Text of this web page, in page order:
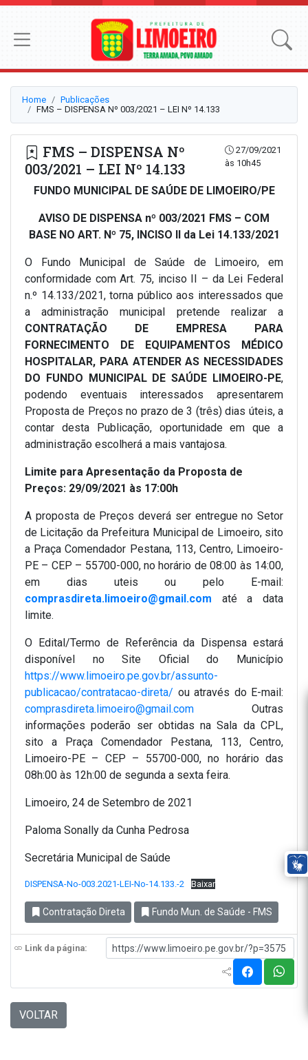
Home
Publicações
FMS – DISPENSA Nº 003/2021 – LEI Nº 14.133
FMS – DISPENSA Nº
003/2021 – LEI Nº 14.133
27/09/2021
às 10h45
FUNDO MUNICIPAL DE SAÚDE DE LIMOEIRO/PE
AVISO DE DISPENSA nº 003/2021 FMS – COM
BASE NO ART. Nº 75, INCISO II da Lei 14.133/2021
O Fundo Municipal de Saúde de Limoeiro, em
conformidade com Art. 75, inciso II – da Lei Federal
n.º 14.133/2021, torna público aos interessados que
a administração municipal pretende realizar a
CONTRATAÇÃO DE EMPRESA PARA
FORNECIMENTO DE EQUIPAMENTOS MÉDICO
HOSPITALAR, PARA ATENDER AS NECESSIDADES
DO FUNDO MUNICIPAL DE SAÚDE LIMOEIRO-PE,
podendo eventuais interessados apresentarem
Proposta de Preços no prazo de 3 (três) dias úteis, a
contar desta Publicação, oportunidade em que a
administração escolherá a mais vantajosa.
Limite para Apresentação da Proposta de
Preços: 29/09/2021 às 17:00h
A proposta de Preços deverá ser entregue no Setor
de Licitação da Prefeitura Municipal de Limoeiro, sito
a Praça Comendador Pestana, 113, Centro, Limoeiro-
PE – CEP – 55700-000, no horário de 08:00 às 14:00,
em dias uteis ou pelo E-mail:
comprasdireta.limoeiro@gmail.com até a data
limite.
O Edital/Termo de Referência da Dispensa estará
disponível no Site Oficial do Município
https://www.limoeiro.pe.gov.br/assunto-
publicacao/contratacao-direta/ ou através do E-mail:
comprasdireta.limoeiro@gmail.com Outras
informações poderão ser obtidas na Sala da CPL,
sito a Praça Comendador Pestana, 113, Centro,
Limoeiro-PE – CEP – 55700-000, no horário das
08h:00 às 12h:00 de segunda a sexta feira.
Limoeiro, 24 de Setembro de 2021
Paloma Sonally da Cunha Pedrosa
Secretária Municipal de Saúde
DISPENSA-No-003.2021-LEI-No-14.133.-2 Baixar
Contratação Direta Fundo Mun. de Saúde - FMS
Link da página:
VOLTAR